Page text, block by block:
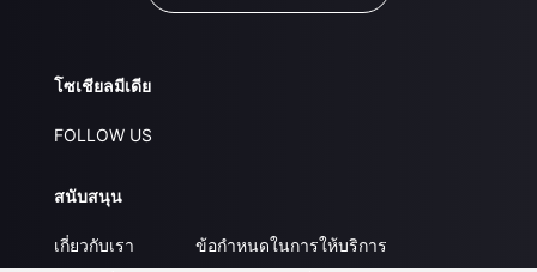
โซเชียลมีเดีย
FOLLOW US
สนับสนุน
เกี่ยวกับเรา
ข้อกำหนดในการให้บริการ